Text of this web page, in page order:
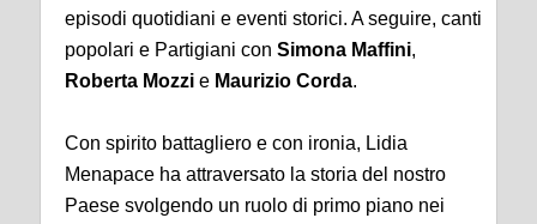
episodi quotidiani e eventi storici. A seguire, canti
popolari e Partigiani con Simona Maffini,
Roberta Mozzi e Maurizio Corda.
Con spirito battagliero e con ironia, Lidia
Menapace ha attraversato la storia del nostro
Paese svolgendo un ruolo di primo piano nei